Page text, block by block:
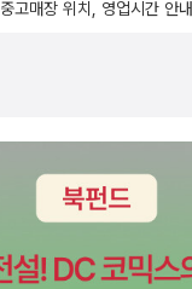
중고매장 위치, 영업시간 안내